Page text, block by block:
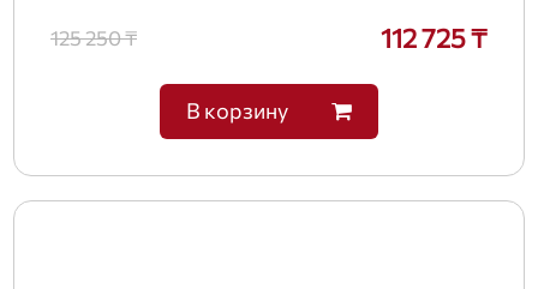
125 250 ₸ 112 725 ₸
В корзину